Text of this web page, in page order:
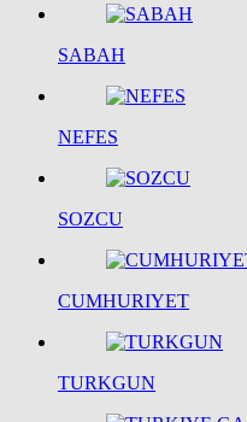
SABAH
NEFES
SOZCU
CUMHURIYET
TURKGUN